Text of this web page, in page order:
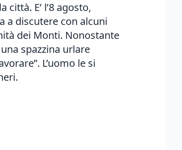
E’ l’8 agosto,
a discutere con alcuni
dei Monti. Nonostante
spazzina urlare
L’uomo le si